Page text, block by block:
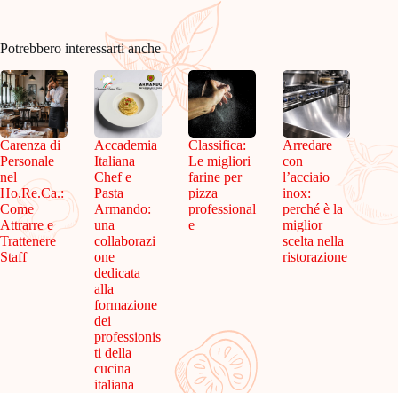
Potrebbero interessarti anche
Carenza di
Personale
nel
Ho.Re.Ca.:
Come
Attrarre e
Trattenere
Staff
Accademia
Italiana
Chef e
Pasta
Armando:
una
collaborazi
one
dedicata
alla
formazione
dei
professionis
ti della
cucina
italiana
Classifica:
Le migliori
farine per
pizza
professional
e
Arredare
con
l’acciaio
inox:
perché è la
miglior
scelta nella
ristorazione